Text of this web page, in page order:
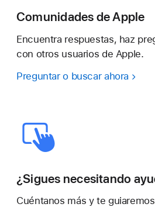
Comunidades de Apple
Encuentra respuestas, haz
con otros usuarios de Apple.
Preguntar o buscar ahora
¿Sigues necesitando
Cuéntanos más y te